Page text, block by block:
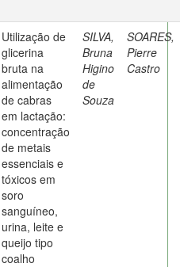
Utilização de
glicerina
bruta na
alimentação
de cabras
em lactação:
concentração
de metais
essenciais e
tóxicos em
soro
sanguíneo,
urina, leite e
queijo tipo
coalho
SILVA,
Bruna
Higino
de
Souza
SOARES,
Pierre
Castro